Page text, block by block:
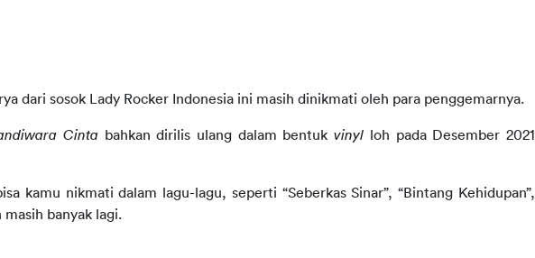
dari sosok Lady Rocker Indonesia ini masih dinikmati oleh para penggemarnya.
Cinta bahkan dirilis ulang dalam bentuk vinyl loh pada Desember 2021
kamu nikmati dalam lagu-lagu, seperti “Seberkas Sinar”, “Bintang Kehidupan”,
masih banyak lagi.